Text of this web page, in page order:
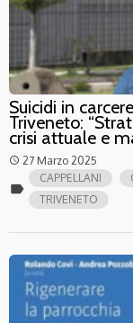
Suicidi in
Triveneto:
crisi attuale e
access_time 27 Marzo 2025
label
CAPPELLANI
TRIVENETO